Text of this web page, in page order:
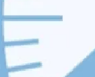
går til
jævnligt, bliver